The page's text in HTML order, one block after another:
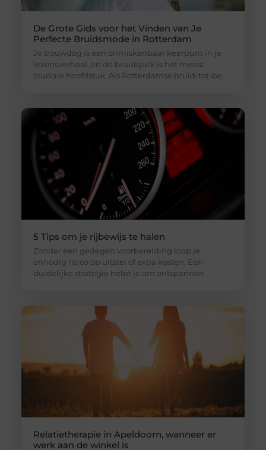
De Grote Gids voor het Vinden van Je
Perfecte Bruidsmode in Rotterdam
Je trouwdag is een onmiskenbaar keerpunt in je
levensverhaal, en de bruidsjurk is het meest
cruciale hoofdstuk. Als Rotterdamse bruid-tot-be,
5 Tips om je rijbewijs te halen
Zonder een gedegen voorbereiding loop je
onnodig risico op uitstel of extra kosten. Een
duidelijke strategie helpt je om ontspannen
Relatietherapie in Apeldoorn, wanneer er
werk aan de winkel is